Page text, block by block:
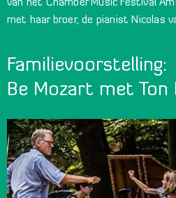
van het Chamber Music Festival
met haar broer, de pianist Nicolas
Familievoorstelling:
Be Mozart met Ton